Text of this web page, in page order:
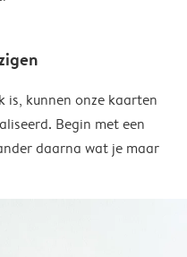
is, kunnen onze kaarten
Begin met een
daarna wat je maar